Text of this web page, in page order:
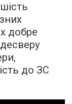
добре
до ЗС